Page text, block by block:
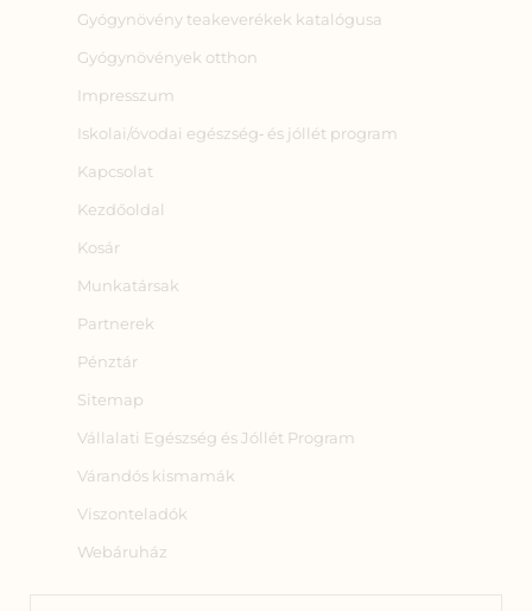
Gyógynövény teakeverékek katalógusa
Gyógynövények otthon
Impresszum
Iskolai/óvodai egészség‑ és jóllét program
Kapcsolat
Kezdőoldal
Kosár
Munkatársak
Partnerek
Pénztár
Sitemap
Vállalati Egészség és Jóllét Program
Várandós kismamák
Viszonteladók
Webáruház